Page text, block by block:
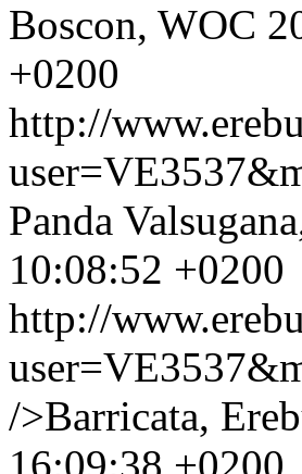
Boscon, WOC
+0200
http://
Panda
10:08:52 +0200
http://
/>Barricata,